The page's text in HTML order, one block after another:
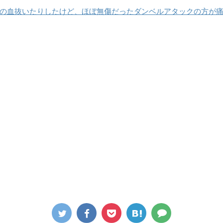
血抜いたりしたけど、ほぼ無傷だったダンベルアタックの方が